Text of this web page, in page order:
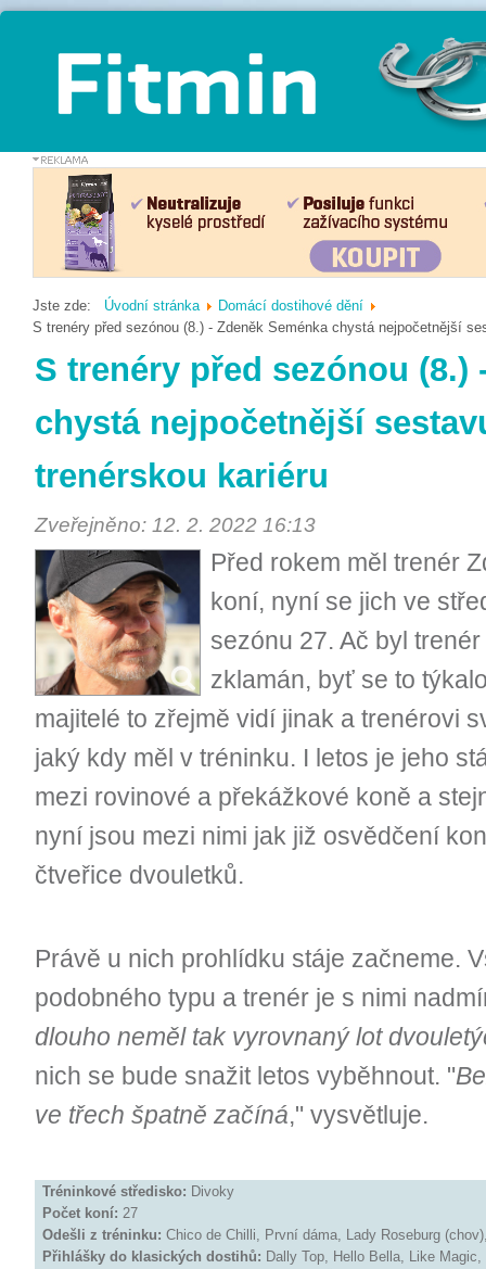
Jste zde: Úvodní stránka
Domácí dostihové dění
S trenéry před sezónou (8.) - Zdeněk Seménka chystá nejpočetnější
S trenéry před sezónou (8.)
chystá nejpočetnější
trenérskou kariéru
Zveřejněno: 12. 2. 2022 16:13
Před rokem měl trenér
koní, nyní se jich ve
sezónu 27. Ač byl
zklamán, byť se to
majitelé to zřejmě vidí jinak a trenérovi
jaký kdy měl v tréninku. I letos je jeho
mezi rovinové a překážkové koně a
nyní jsou mezi nimi jak již osvědčení
čtveřice dvouletků.
Právě u nich prohlídku stáje začneme.
podobného typu a trenér je s nimi
dlouho neměl tak vyrovnaný lot
nich se bude snažit letos vyběhnout. "
ve třech špatně začíná," vysvětluje.
Tréninkové středisko: Divoky
Počet koní: 27
Odešli z tréninku: Chico de Chilli, První dáma, Lady Roseburg
Přihlášky do klasických dostihů: Dally Top, Hello Bella, Like Magic,